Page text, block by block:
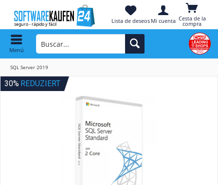
Cesta de la
compra
Lista de deseos Mi cuenta
Menú
SQL Server 2019
30% REDUZIERT